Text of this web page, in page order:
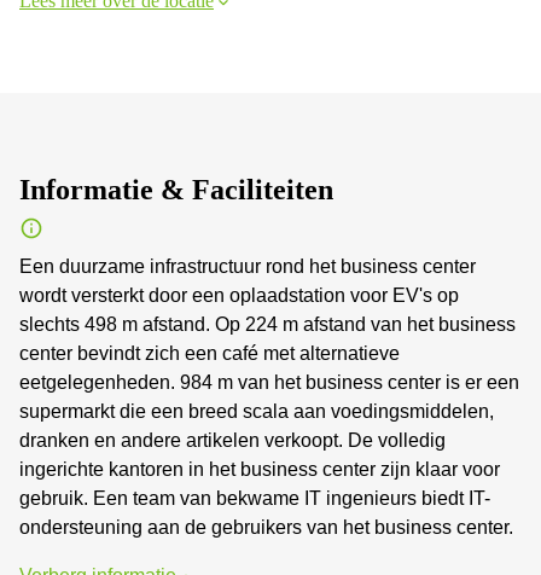
Informatie & Faciliteiten
Een duurzame infrastructuur rond het business center
wordt versterkt door een oplaadstation voor EV's op
slechts 498 m afstand. Op 224 m afstand van het business
center bevindt zich een café met alternatieve
eetgelegenheden. 984 m van het business center is er een
supermarkt die een breed scala aan voedingsmiddelen,
dranken en andere artikelen verkoopt. De volledig
ingerichte kantoren in het business center zijn klaar voor
gebruik. Een team van bekwame IT ingenieurs biedt IT-
ondersteuning aan de gebruikers van het business center.